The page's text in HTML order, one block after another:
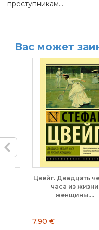
преступникам…
Вас может
Цвейг. Двадцать
часа из жизни
женщины....
7.90 €